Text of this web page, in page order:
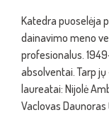
Katedra puoselėja
dainavimo meno
profesionalus.
absolventai. Tarp
laureatai: Nijolė
Vaclovas Daunoras